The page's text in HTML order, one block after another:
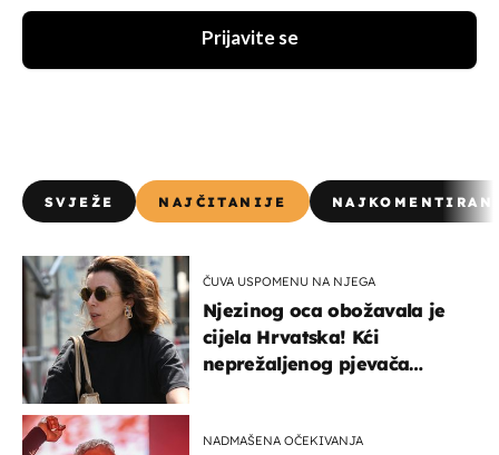
Prijavite se
SVJEŽE NAJČITANIJE
ČUVA USPOMENU NA NJEGA
Njezinog oca obožavala je
cijela Hrvatska! Kći
neprežaljenog pjevača
NADMAŠENA OČEKIVANJA